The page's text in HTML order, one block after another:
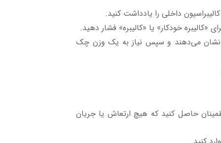
داخلی را یادداشت کنید.
«کالیبره خودکار» یا «کالیبره» فشار دهید.
را نشان می‌دهند و سپس نیاز به یک وزن چک
حاصل کنید که هیچ ارتعاش یا جریان